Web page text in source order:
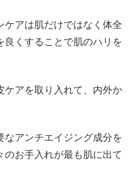
ケアは肌だけではなく体全
良くすることで肌のハリを
ケアを取り入れて、内外か
なアンチエイジング成分を
のお手入れが最も肌に出て